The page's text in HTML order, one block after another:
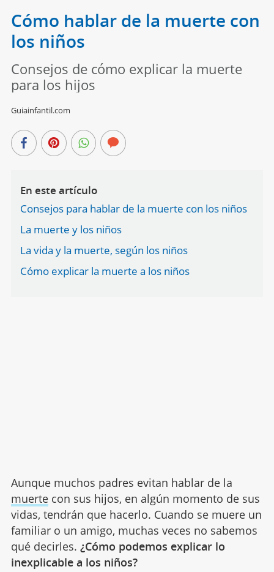
Cómo hablar de la muerte con
los niños
Consejos de cómo explicar la muerte
para los hijos
Guiainfantil.com
En este artículo
Consejos para hablar de la muerte con los niños
La muerte y los niños
La vida y la muerte, según los niños
Cómo explicar la muerte a los niños
Aunque muchos padres evitan hablar de la
muertecon sus hijos, en algún momento de sus
vidas, tendrán que hacerlo. Cuando se muere un
familiar o un amigo, muchas veces no sabemos
qué decirles. ¿Cómo podemos explicar lo
inexplicable a los niños?